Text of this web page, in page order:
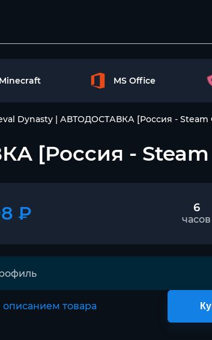
Minecraft MS Office
Dynasty | АВТОДОСТАВКА [Россия - Steam
[Россия -
₽ 6
часов
описанием товара